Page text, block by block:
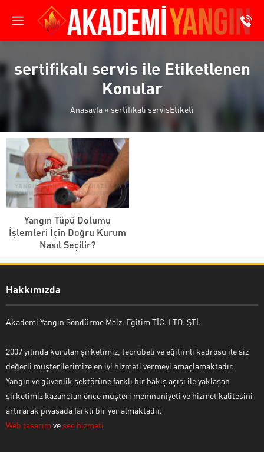
sertifikalı servis ile Etiketlenen
Konular
Anasayfa » sertifikalı servisEtiketi
Yangın Tüpü Dolumu
İşlemleri İçin Doğru Kurum
Nasıl Seçilir?
Hakkımızda
Akademi Yangın Söndürme Malz. Eğitim TİC. LTD. ŞTİ.
2007 yılında kurulan şirketimiz, tecrübeli ve eğitimli kadrosu ile siz
değerli müşterilerimize en iyi hizmeti vermeyi amaçlamaktadır.
Yangın ve güvenlik sektörüne farklı bir bakış açısı ile yaklaşan
şirketimiz kazançtan önce müşteri memnuniyeti ve hizmet kalitesini
artırarak piyasada farklı bir yer almaktadır.
Web tasarım ve seo hizmeti